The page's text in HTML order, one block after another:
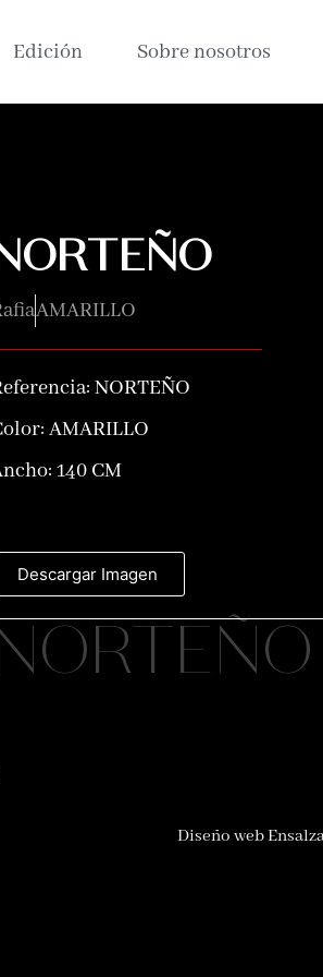
Edición Sobre nosotros
AMARILLO
NORTEÑO
AMARILLO
140 CM
Descargar Imagen
Diseño web